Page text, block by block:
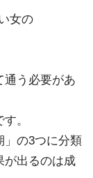
通う必要があ
。
」の3つに分類
が出るのは成